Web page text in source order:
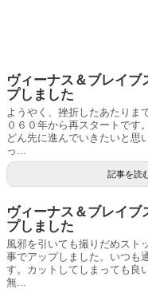
ヴィーナス＆ブレイブ
プしました
ようやく、挫折したあたりま
０６０年から再スタートです
どん先に進んでいきたいと思
っ...
記事を読
ヴィーナス＆ブレイブ
プしました
風邪を引いても撮りだめス
事でアップしました。いつも
す。カットしてしまっても良
無...